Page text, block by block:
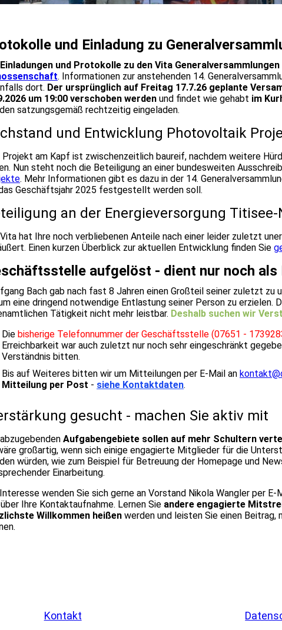
und Einladung zu
Einladungen und Protokolle zu den Vita Generalversammlungen
. Informationen zur anstehenden 14.
dort. Der ursprünglich auf Freitag 17.7.26 geplante
um 19:00 verschoben werden und findet wie gehabt im
satzungsgemäß rechtzeitig eingeladen.
und Entwicklung Photovoltaik
Projekt am Kapf ist zwischenzeitlich baureif, nachdem weitere
Nun steht noch die Beteiligung an einer bundesweiten
. Mehr Informationen gibt es dazu in der 14.
Geschäftsjahr 2025 festgestellt werden soll.
an der Energieversorgung
Vita hat Ihre noch verbliebenen Anteile nach einer leider zuletzt
Einen kurzen Überblick zur aktuellen Entwicklung finden Sie
aufgelöst - dient nur noch
Bach gab nach fast 8 Jahren einen Großteil seiner zuletzt zu
eine dringend notwendige Entlastung seiner Person zu erzielen.
Tätigkeit nicht mehr leistbar. Deshalb suchen wir
Die bisherige Telefonnummer der Geschäftsstelle (07651 -
Erreichbarkeit war auch zuletzt nur noch sehr eingeschränkt
Verständnis bitten.
Bis auf Weiteres bitten wir um Mitteilungen per E-Mail an
Mitteilung per Post - siehe Kontaktdaten.
gesucht - machen Sie aktiv mit
Aufgabengebiete sollen auf mehr Schultern
großartig, wenn sich einige engagierte Mitglieder für die
würden, wie zum Beispiel für Betreuung der Homepage und
Einarbeitung.
wenden Sie sich gerne an Vorstand Nikola Wangler per E-
Ihre Kontaktaufnahme. Lernen Sie andere engagierte
Willkommen heißen werden und leisten Sie einen
Kontakt